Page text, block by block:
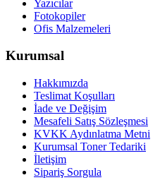
Yazıcılar
Fotokopiler
Ofis Malzemeleri
Kurumsal
Hakkımızda
Teslimat Koşulları
İade ve Değişim
Mesafeli Satış Sözleşmesi
KVKK Aydınlatma Metni
Kurumsal Toner Tedariki
İletişim
Sipariş Sorgula